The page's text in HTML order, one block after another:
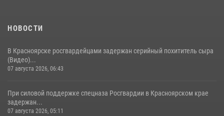
НОВОСТИ
В Красноярске росгвардейцами задержан серийный похититель сыра
(Видео)...
07 августа 2026, 06:43
При силовой поддержке спецназа Росгвардии в Красноярском крае
задержан...
07 августа 2026, 05:11